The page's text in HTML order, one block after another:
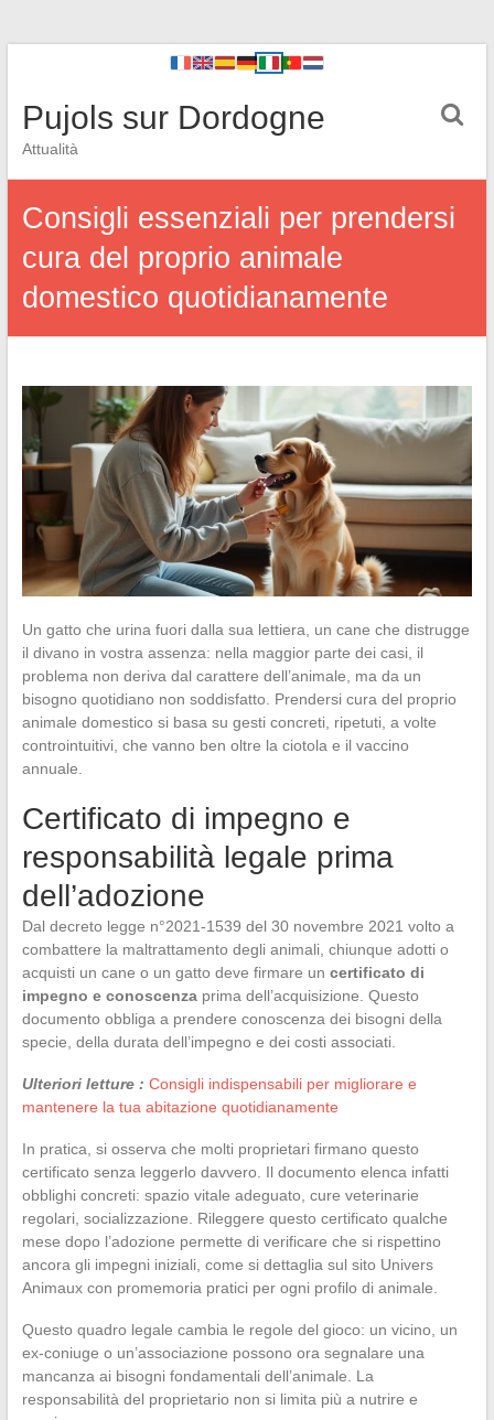
Pujols sur Dordogne
Attualità
Consigli essenziali per prendersi
cura del proprio animale
domestico quotidianamente
Un gatto che urina fuori dalla sua lettiera, un cane che distrugge
il divano in vostra assenza: nella maggior parte dei casi, il
problema non deriva dal carattere dell’animale, ma da un
bisogno quotidiano non soddisfatto. Prendersi cura del proprio
animale domestico si basa su gesti concreti, ripetuti, a volte
controintuitivi, che vanno ben oltre la ciotola e il vaccino
annuale.
Certificato di impegno e
responsabilità legale prima
dell’adozione
Dal decreto legge n°2021-1539 del 30 novembre 2021 volto a
combattere la maltrattamento degli animali, chiunque adotti o
acquisti un cane o un gatto deve firmare un certificato di
impegno e conoscenzaprima dell’acquisizione. Questo
documento obbliga a prendere conoscenza dei bisogni della
specie, della durata dell’impegno e dei costi associati.
Ulteriori letture : Consigli indispensabili per migliorare e
mantenere la tua abitazione quotidianamente
In pratica, si osserva che molti proprietari firmano questo
certificato senza leggerlo davvero. Il documento elenca infatti
obblighi concreti: spazio vitale adeguato, cure veterinarie
regolari, socializzazione. Rileggere questo certificato qualche
mese dopo l’adozione permette di verificare che si rispettino
ancora gli impegni iniziali, come si dettaglia sul sito Univers
Animaux con promemoria pratici per ogni profilo di animale.
Questo quadro legale cambia le regole del gioco: un vicino, un
ex-coniuge o un’associazione possono ora segnalare una
mancanza ai bisogni fondamentali dell’animale. La
responsabilità del proprietario non si limita più a nutrire e